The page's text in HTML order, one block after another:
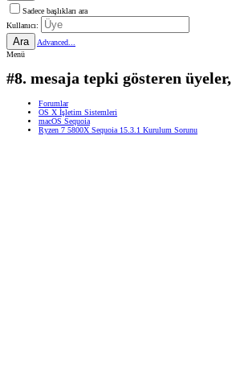
Sadece başlıkları ara
Kullanıcı:
Ara
Advanced...
Menü
#8. mesaja tepki gösteren üyeler,
Forumlar
OS X İşletim Sistemleri
macOS Sequoia
Ryzen 7 5800X Sequoia 15.3.1 Kurulum Sorunu